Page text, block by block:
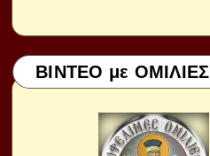
ΒΙΝΤΕΟ με ΟΜΙΛΙΕΣ